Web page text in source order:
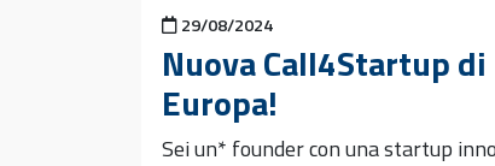
Pubblicato il
29/08/2024
Nuova Call4Startup
Europa!
Sei un* founder con una startup